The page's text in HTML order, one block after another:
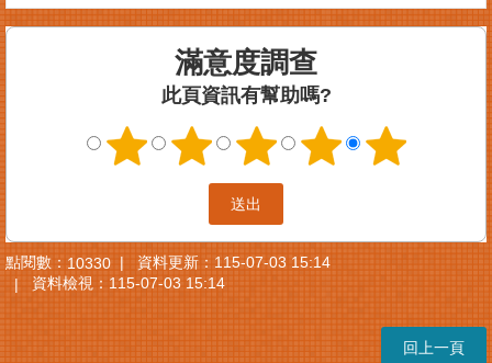
滿意度調查
此頁資訊有幫助嗎?
點閱數：10330 資料更新： 115-07-03 15:14
資料檢視： 115-07-03 15:14
回上一頁